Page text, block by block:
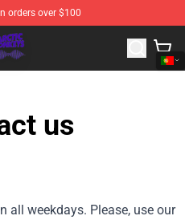
orders over $100
Arctic Monkeys
us
all weekdays. Please, use our